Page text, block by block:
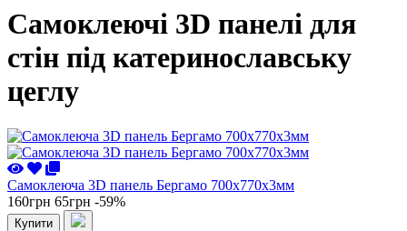
Самоклеючі 3D панелі для
стін під катеринославську
цеглу
Самоклеюча 3D панель Бергамо 700x770x3мм
160грн 65грн -59%
Купити